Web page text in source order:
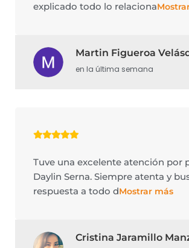
explicado todo lo relaciona
Martin Figueroa
en la última semana
Tuve una excelente atención por
Daylin Serna. Siempre atenta y
respuesta a todo dMostrar más
Cristina Jaramillo